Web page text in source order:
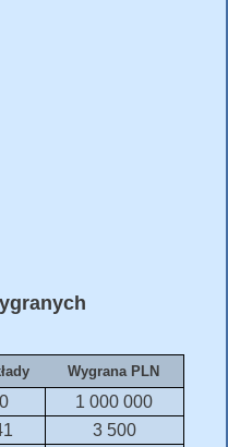
Wygrana PLN
0
1 000 000
3 500